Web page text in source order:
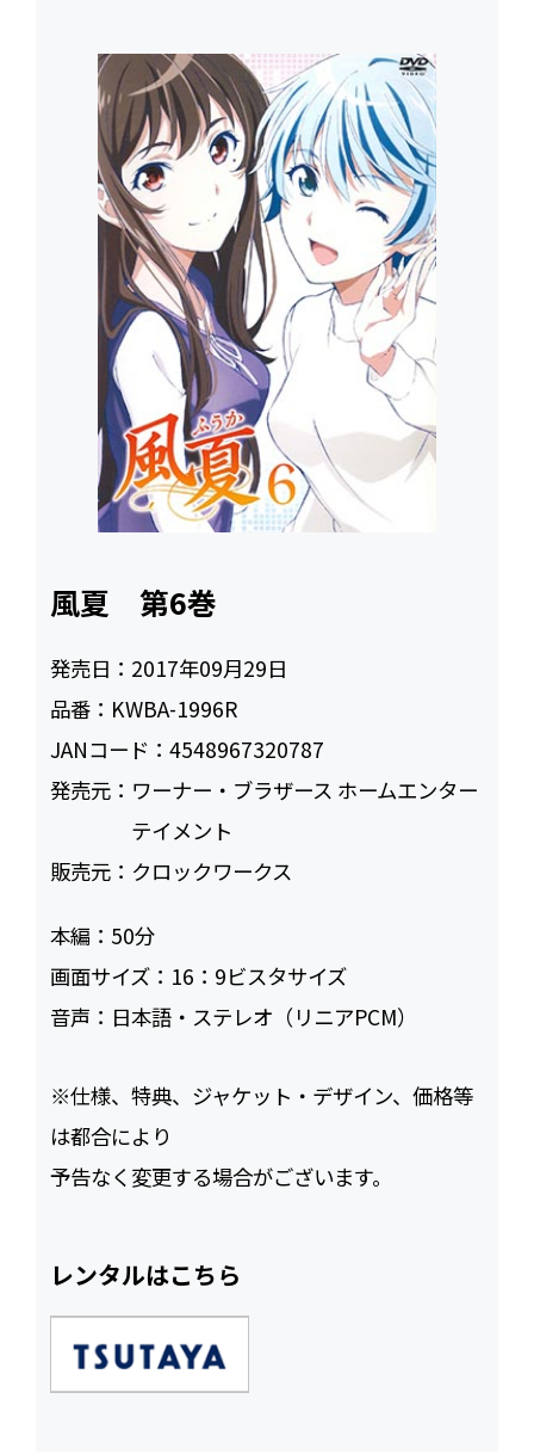
風夏 第6巻
発売日： 2017年09月29日
品番： KWBA-1996R
JANコード：4548967320787
発売元： ワーナー・ブラザース ホームエンター
テイメント
販売元： クロックワークス
本編： 50
画面サイズ： 16：9ビスタサイズ
音声： 日本語・ステレオ（リニアPCM）
※仕様、特典、ジャケット・デザイン、価格等
は都合により
予告なく変更する場合がございます。
レンタルはこちら